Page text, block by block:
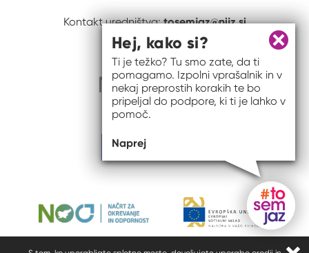
Kontakt uredništva:tosemjaz@nijz.si
Gumb
Zapri
Hej, kako si?
Ti je težko? Tu smo zate, da ti
pomagamo. Izpolni vprašalnik in v
nekaj preprostih korakih te bo
pripeljal do podpore, ki ti je lahko v
pomoč.
Naprej